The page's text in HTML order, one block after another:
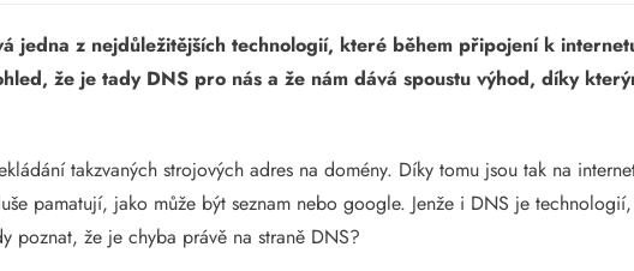
jedna z nejdůležitějších technologií, které během připojení k
že je tady DNS pro nás a že nám dává spoustu výhod, díky
takzvaných strojových adres na domény. Díky tomu jsou tak na
pamatují, jako může být seznam nebo google. Jenže i DNS je
poznat, že je chyba právě na straně DNS?